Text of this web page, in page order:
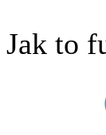
Jak to